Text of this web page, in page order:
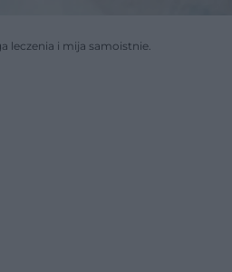
leczenia i mija samoistnie.